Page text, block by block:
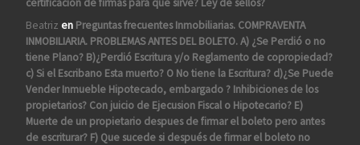
Beatriz en Preguntas frecuentes Inmobiliarias. COMPRAVENTA
INMOBILIARIA. PROBLEMAS ANTES DEL BOLETO. A) ¿Se Perdió o no
tiene Plano? B)¿Perdió Escritura y/o Reglamento de copropiedad?
c) Si el Escribano Esta muerto? O No tiene la Escritura? d)¿Se Puede
Vender Inmueble Hipotecado, embargado ? Inhibiciones de los
propietarios? Con juicio de Ejecusion Fiscal o Hipotecario? E)
Muerte de un propietario despues de firmar el boleto pero antes
de escriturar? F) Que sucede si después de firmar el boleto no